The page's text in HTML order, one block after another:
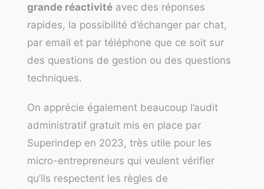
grande réactivité avec des réponses
rapides, la possibilité d’échanger par chat,
par email et par téléphone que ce soit sur
des questions de gestion ou des questions
techniques.
On apprécie également beaucoup l’audit
administratif gratuit mis en place par
Superindep en 2023, très utile pour les
micro-entrepreneurs qui veulent vérifier
qu’ils respectent les règles de